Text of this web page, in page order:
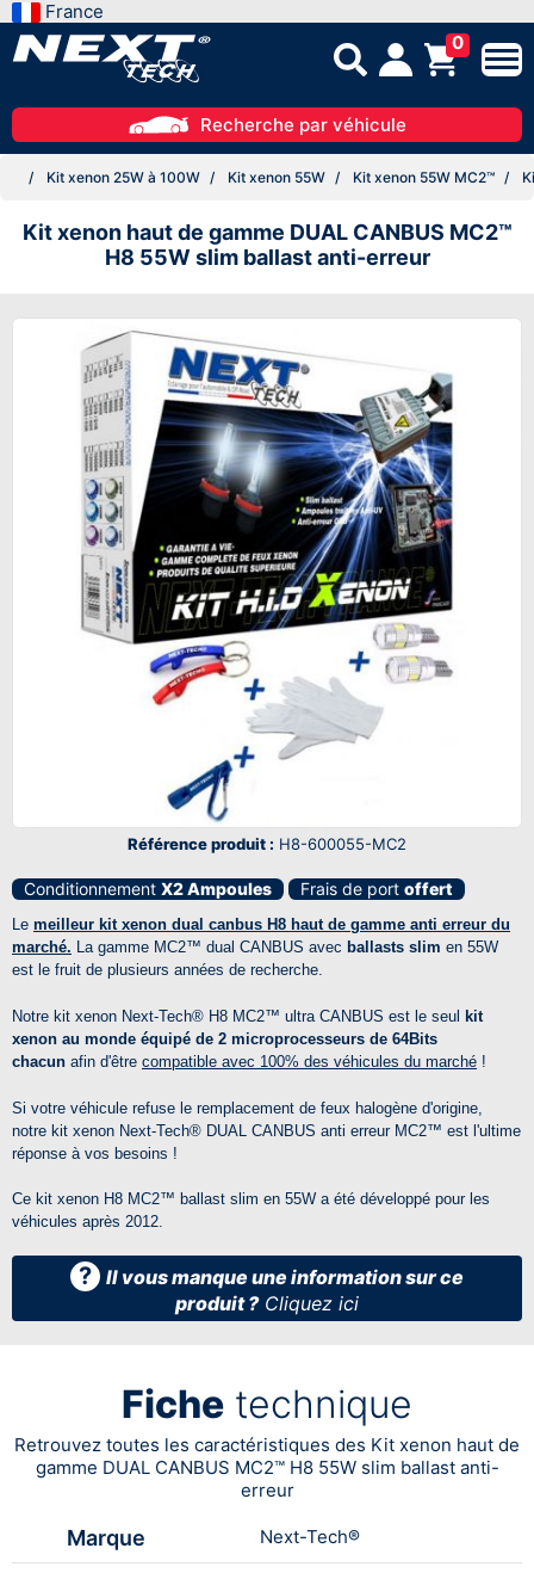
France
0
Recherche par véhicule
Kit xenon 25W à 100W Kit xenon 55W Kit xenon 55W MC2™
Kit xenon haut de gamme DUAL CANBUS MC2™
H8 55W slim ballast anti-erreur
Référence produit : H8-600055-MC2
Conditionnement X2 Ampoules Frais de port offert
Le meilleur kit xenon dual canbus H8 haut de gamme anti erreur du
marché. La gamme MC2™ dual CANBUS avec ballasts slim en 55W
est le fruit de plusieurs années de recherche.
Notre kit xenon Next-Tech® H8 MC2™ ultra CANBUS est le seul kit
xenon au monde équipé de 2 microprocesseurs de 64Bits
chacun afin d'être compatible avec 100% des véhicules du marché !
Si votre véhicule refuse le remplacement de feux halogène d'origine,
notre kit xenon Next-Tech® DUAL CANBUS anti erreur MC2™ est l'ultime
réponse à vos besoins !
Ce kit xenon H8 MC2™ ballast slim en 55W a été développé pour les
véhicules après 2012.
? Il vous manque une information sur ce
produit ? Cliquez ici
Fiche technique
Retrouvez toutes les caractéristiques des Kit xenon haut de
gamme DUAL CANBUS MC2™ H8 55W slim ballast anti-
erreur
Marque Next-Tech®